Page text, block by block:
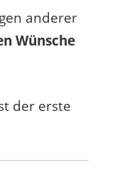
anderer
Wünsche
der erste